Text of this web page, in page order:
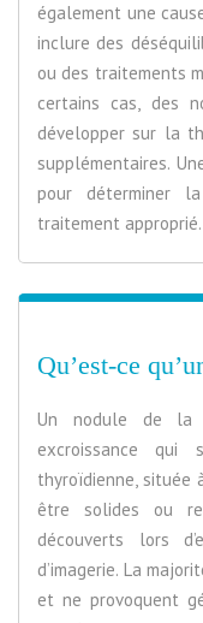
également une
inclure des
ou des traitements
certains cas, des
développer sur la
supplémentaires.
pour déterminer
traitement approprié.
Qu’est-ce
Un nodule de la
excroissance
thyroïdienne, située
être solides ou
découverts lors
d’imagerie. La
et ne provoquent